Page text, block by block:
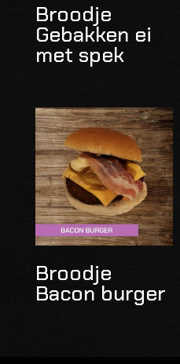
Broodje
Gebakken ei
met spek
Broodje
Bacon burger